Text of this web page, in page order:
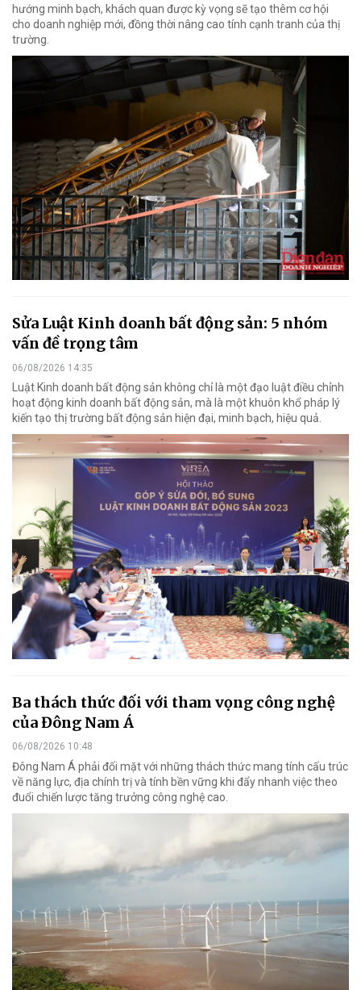
hướng minh bạch, khách quan được kỳ vọng sẽ tạo thêm cơ hội
cho doanh nghiệp mới, đồng thời nâng cao tính cạnh tranh của thị
trường.
Sửa Luật Kinh doanh bất động sản: 5 nhóm
vấn đề trọng tâm
06/08/2026 14:35
Luật Kinh doanh bất động sản không chỉ là một đạo luật điều chỉnh
hoạt động kinh doanh bất động sản, mà là một khuôn khổ pháp lý
kiến tạo thị trường bất động sản hiện đại, minh bạch, hiệu quả.
Ba thách thức đối với tham vọng công nghệ
của Đông Nam Á
06/08/2026 10:48
Đông Nam Á phải đối mặt với những thách thức mang tính cấu trúc
về năng lực, địa chính trị và tính bền vững khi đẩy nhanh việc theo
đuổi chiến lược tăng trưởng công nghệ cao.